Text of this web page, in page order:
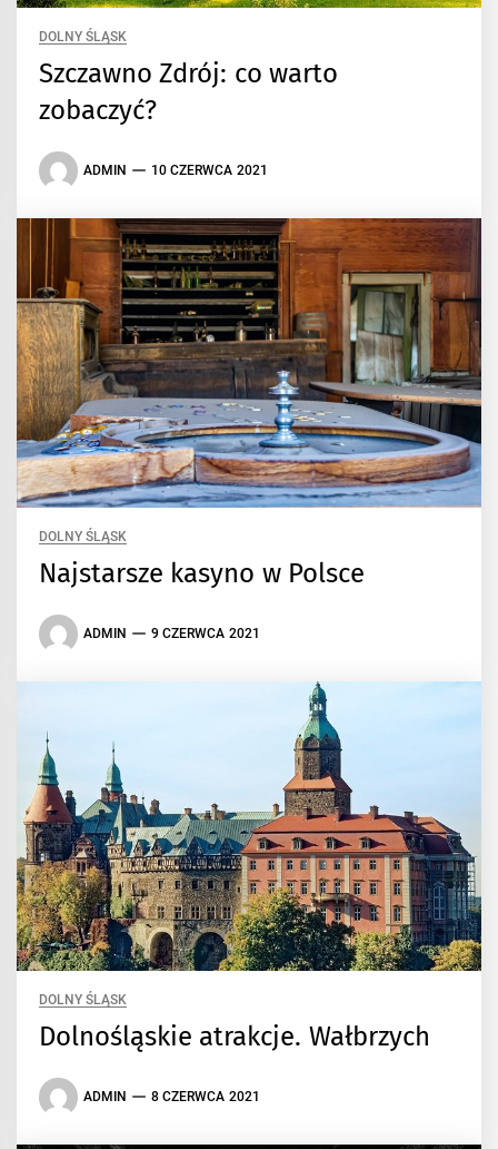
DOLNY ŚLĄSK
Szczawno Zdrój: co warto
zobaczyć?
ADMIN 10 CZERWCA 2021
DOLNY ŚLĄSK
Najstarsze kasyno w Polsce
ADMIN 9 CZERWCA 2021
DOLNY ŚLĄSK
Dolnośląskie atrakcje. Wałbrzych
ADMIN 8 CZERWCA 2021